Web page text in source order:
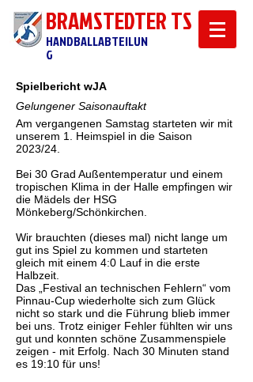
BRAMSTEDTER TS
HANDBALLABTEILUN
G
Spielbericht wJA
Gelungener Saisonauftakt
Am vergangenen Samstag starteten wir mit
unserem 1. Heimspiel in die Saison
2023/24.
Bei 30 Grad Außentemperatur und einem
tropischen Klima in der Halle empfingen wir
die Mädels der HSG
Mönkeberg/Schönkirchen.
Wir brauchten (dieses mal) nicht lange um
gut ins Spiel zu kommen und starteten
gleich mit einem 4:0 Lauf in die erste
Halbzeit.
Das „Festival an technischen Fehlern“ vom
Pinnau-Cup wiederholte sich zum Glück
nicht so stark und die Führung blieb immer
bei uns. Trotz einiger Fehler fühlten wir uns
gut und konnten schöne Zusammenspiele
zeigen - mit Erfolg. Nach 30 Minuten stand
es 19:10 für uns!